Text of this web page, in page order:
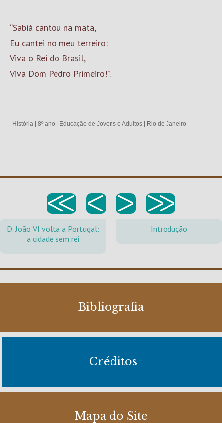
“Sabiá cantou na mata,
Eu cantei no meu terreiro:
Viva o Rei do Brasil,
Viva Dom Pedro Primeiro!”.
História 8º ano Educação de Jovens e Adultos Rio de Janeiro
<< < > >>
D. João VI volta a Portugal:
a cidade sem rei
Introdução
Bibliografia
Créditos
Mapa do Site